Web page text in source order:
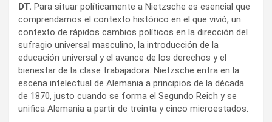
DT. Para situar políticamente a Nietzsche es esencial que
comprendamos el contexto histórico en el que vivió, un
contexto de rápidos cambios políticos en la dirección del
sufragio universal masculino, la introducción de la
educación universal y el avance de los derechos y el
bienestar de la clase trabajadora. Nietzsche entra en la
escena intelectual de Alemania a principios de la década
de 1870, justo cuando se forma el Segundo Reich y se
unifica Alemania a partir de treinta y cinco microestados.